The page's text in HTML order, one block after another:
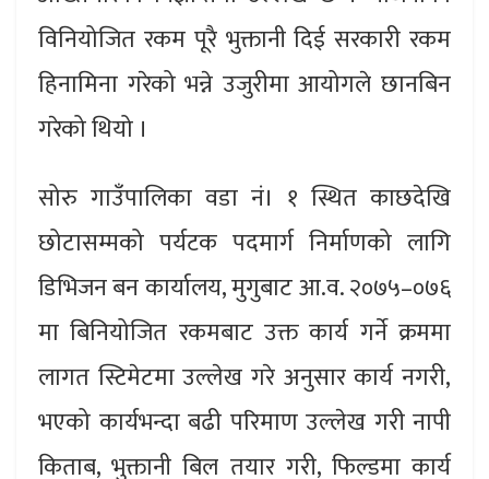
विनियोजित रकम पूरै भुक्तानी दिई सरकारी रकम
हिनामिना गरेको भन्ने उजुरीमा आयोगले छानबिन
गरेको थियो ।
सोरु गाउँपालिका वडा नं। १ स्थित काछदेखि
छोटासम्मको पर्यटक पदमार्ग निर्माणको लागि
डिभिजन बन कार्यालय, मुगुबाट आ.व. २०७५–०७६
मा बिनियोजित रकमबाट उक्त कार्य गर्ने क्रममा
लागत स्टिमेटमा उल्लेख गरे अनुसार कार्य नगरी,
भएको कार्यभन्दा बढी परिमाण उल्लेख गरी नापी
किताब, भुक्तानी बिल तयार गरी, फिल्डमा कार्य